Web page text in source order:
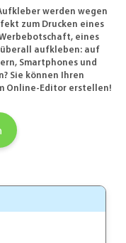
werden wegen
zum Drucken eines
eines
aufkleben: auf
Smartphones und
Sie können Ihren
Online-Editor erstellen!